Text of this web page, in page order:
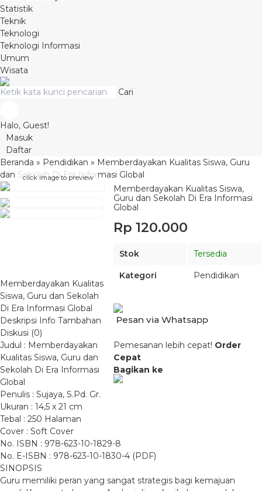
Statistik
Teknik
Teknologi
Teknologi Informasi
Umum
Wisata
Cari
Halo, Guest!
Masuk
Daftar
Beranda » Pendidikan » Memberdayakan Kualitas Siswa, Guru
dan Sekolah Di Era Informasi Global
click image to preview
Memberdayakan Kualitas Siswa,
Guru dan Sekolah Di Era Informasi
Global
Rp 120.000
Stok Tersedia
Kategori Pendidikan
Pesan via Whatsapp
Pemesanan lebih cepat! Order
Cepat
Bagikan ke
Memberdayakan Kualitas
Siswa, Guru dan Sekolah
Di Era Informasi Global
Deskripsi Info Tambahan
Diskusi (0)
Judul : Memberdayakan
Kualitas Siswa, Guru dan
Sekolah Di Era Informasi
Global
Penulis : Sujaya, S.Pd. Gr.
Ukuran : 14,5 x 21 cm
Tebal : 250 Halaman
Cover : Soft Cover
No. ISBN : 978-623-10-1829-8
No. E-ISBN : 978-623-10-1830-4 (PDF)
SINOPSIS
Guru memiliki peran yang sangat strategis bagi kemajuan